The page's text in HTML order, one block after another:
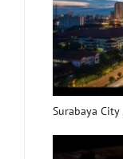
Surabaya City